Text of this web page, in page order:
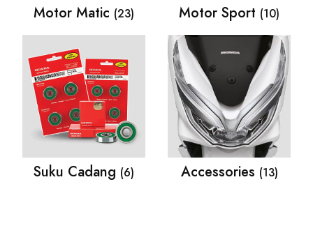
Motor Matic (23) Motor Sport (10)
Suku Cadang (6) Accessories (13)